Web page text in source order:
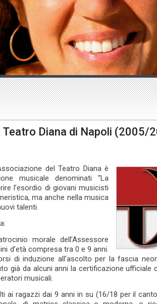
Diana di Napoli (2005/
del Teatro Diana è
musicale denominati “La
l’esordio di giovani musicisti
ma anche nella musica
talenti.
morale dell’Assessore
d’età compresa tra 0 e 9 anni.
di induzione all’ascolto per la fascia
già da alcuni anni la certificazione ufficiale
musicali.
ai ragazzi dai 9 anni in su (16/18 per il